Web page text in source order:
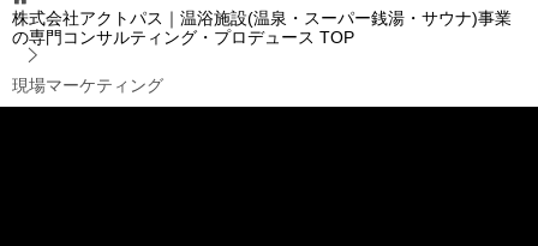
株式会社アクトパス｜温浴施設(温泉・スーパー銭湯・サウナ)事業
の専門コンサルティング・プロデュース TOP
現場マーケティング